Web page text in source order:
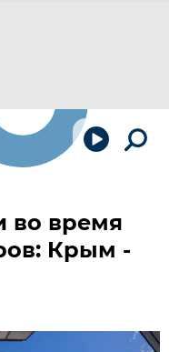
во время
Крым -